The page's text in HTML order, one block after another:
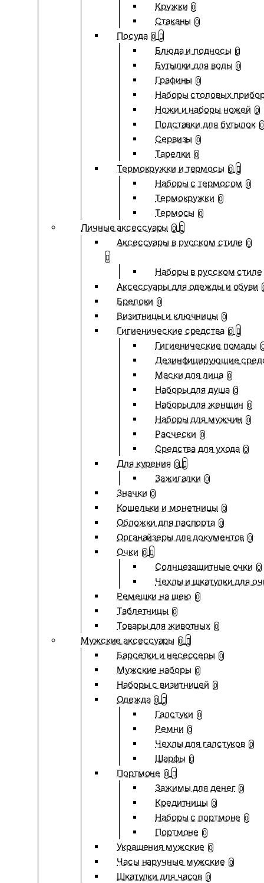
Кружки 0
Стаканы 0
Посуда 0
Блюда и подносы 0
Бутылки для воды 0
Графины 0
Наборы столовых
Ножи и наборы ножей 0
Подставки для бутылок 0
Сервизы 0
Тарелки 0
Термокружки и термосы 0
Наборы с термосом 0
Термокружки 0
Термосы 0
Личные аксессуары 0
Аксессуары в русском стиле 0
Наборы в русском стиле
Аксессуары для одежды и обуви
Брелоки 0
Визитницы и ключницы 0
Гигиенические средства 0
Гигиенические помады
Дезинфицирующие
Маски для лица 0
Наборы для душа 0
Наборы для женщин 0
Наборы для мужчин 0
Расчески 0
Средства для ухода 0
Для курения 0
Зажигалки 0
Значки 0
Кошельки и монетницы 0
Обложки для паспорта 0
Органайзеры для документов 0
Очки 0
Солнцезащитные очки 0
Чехлы и шкатулки для
Ремешки на шею 0
Таблетницы 0
Товары для животных 0
Мужские аксессуары 0
Барсетки и несессеры 0
Мужские наборы 0
Наборы с визитницей 0
Одежда 0
Галстуки 0
Ремни 0
Чехлы для галстуков 0
Шарфы 0
Портмоне 0
Зажимы для денег 0
Кредитницы 0
Наборы с портмоне 0
Портмоне 0
Украшения мужские 0
Часы наручные мужские 0
Шкатулки для часов 0